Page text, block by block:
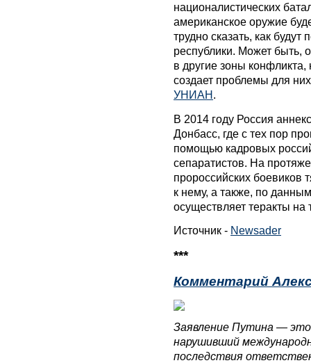
националистических
американское оружие
трудно сказать, как
республики. Может быть,
в другие зоны конфликта,
создает проблемы для
УНИАН.
В 2014 году Россия
Донбасс, где с тех пор
помощью кадровых
сепаратистов. На
пророссийских
к нему, а также, по
осуществляет теракты на
Источник - Newsader
***
Комментарий
Заявление Путина — это
нарушивший
последствия